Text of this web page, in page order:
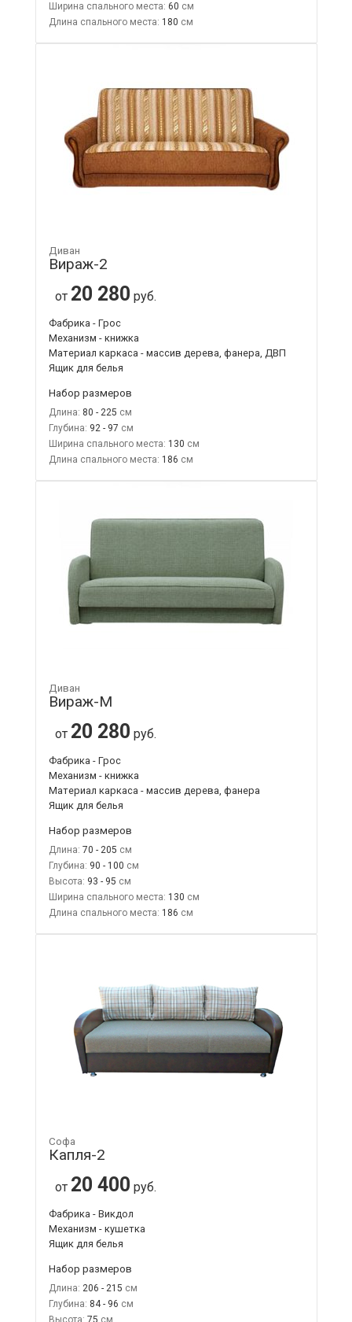
Ширина спального места: 60
Длина спального места: 180
Диван
Вираж-2
от 20 280 руб.
Фабрика - Грос
Механизм - книжка
Материал каркаса - массив дерева, фанера, ДВП
Ящик для белья
Набор размеров
Длина: 80 - 225
Глубина: 92 - 97
Ширина спального места: 130
Длина спального места: 186
Диван
Вираж-М
от 20 280 руб.
Фабрика - Грос
Механизм - книжка
Материал каркаса - массив дерева, фанера
Ящик для белья
Набор размеров
Длина: 70 - 205
Глубина: 90 - 100
Высота: 93 - 95
Ширина спального места: 130
Длина спального места: 186
Софа
Капля-2
от 20 400 руб.
Фабрика - Викдол
Механизм - кушетка
Ящик для белья
Набор размеров
Длина: 206 - 215
Глубина: 84 - 96